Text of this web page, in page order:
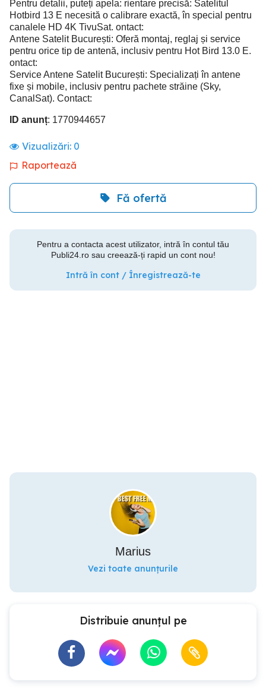
Pentru detalii, puteți apela: rientare precisă: Satelitul
Hotbird 13 E necesită o calibrare exactă, în special pentru
canalele HD 4K TivuSat. ontact:
Antene Satelit București: Oferă montaj, reglaj și service
pentru orice tip de antenă, inclusiv pentru Hot Bird 13.0 E.
ontact:
Service Antene Satelit București: Specializați în antene
fixe și mobile, inclusiv pentru pachete străine (Sky,
CanalSat). Contact:
ID anunț: 1770944657
Vizualizări: 0
Raportează
Fă ofertă
Pentru a contacta acest utilizator, intră în contul tău
Publi24.ro sau creează-ți rapid un cont nou!
Intră în cont / Înregistrează-te
Marius
Vezi toate anunțurile
Distribuie anunțul pe